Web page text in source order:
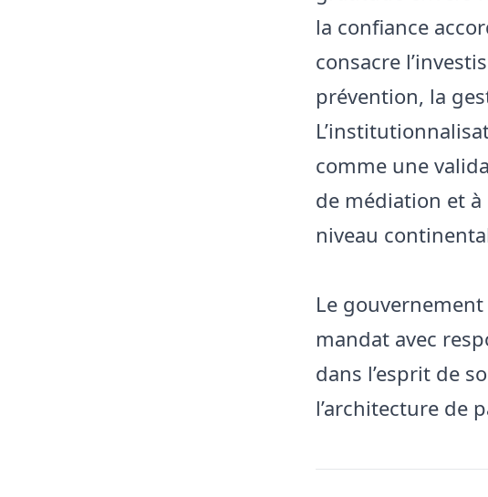
la confiance
consacre
prévention, la
comme une
de médiation et
niveau
Le
mandat avec
dans l’esprit de
l’architecture de